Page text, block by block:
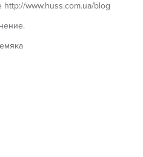
www.huss.com.ua/blog